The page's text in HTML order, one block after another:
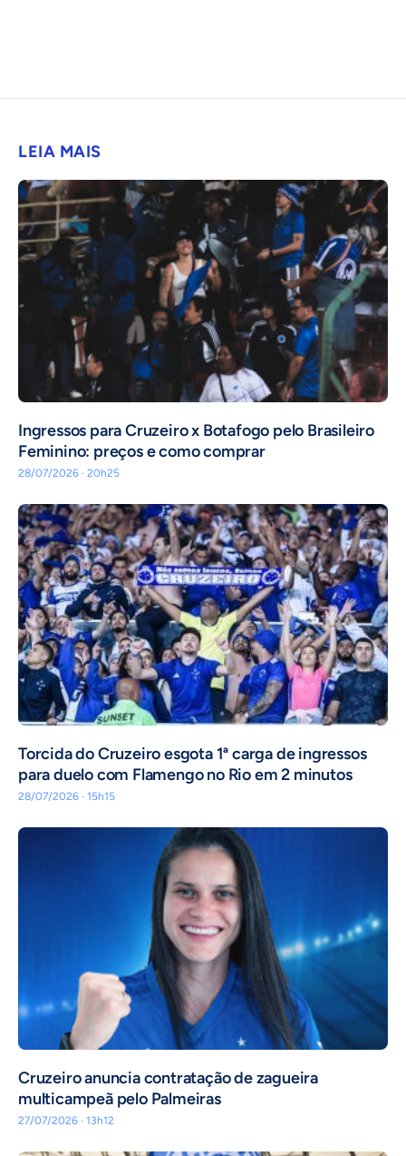
LEIA MAIS
Ingressos para Cruzeiro x Botafogo pelo Brasileiro
Feminino: preços e como comprar
28/07/2026 · 20h25
Torcida do Cruzeiro esgota 1ª carga de ingressos
para duelo com Flamengo no Rio em 2 minutos
28/07/2026 · 15h15
Cruzeiro anuncia contratação de zagueira
multicampeã pelo Palmeiras
27/07/2026 · 13h12